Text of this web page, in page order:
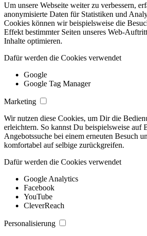
Um unsere Webseite weiter zu verbessern,
anonymisierte Daten für Statistiken und
Cookies können wir beispielsweise die
Effekt bestimmter Seiten unseres Web-
Inhalte optimieren.
Dafür werden die Cookies verwendet
Google
Google Tag Manager
Marketing
Wir nutzen diese Cookies, um Dir die
erleichtern. So kannst Du beispielsweise auf
Angebotssuche bei einem erneuten Besuch
komfortabel auf selbige zurückgreifen.
Dafür werden die Cookies verwendet
Google Analytics
Facebook
YouTube
CleverReach
Personalisierung